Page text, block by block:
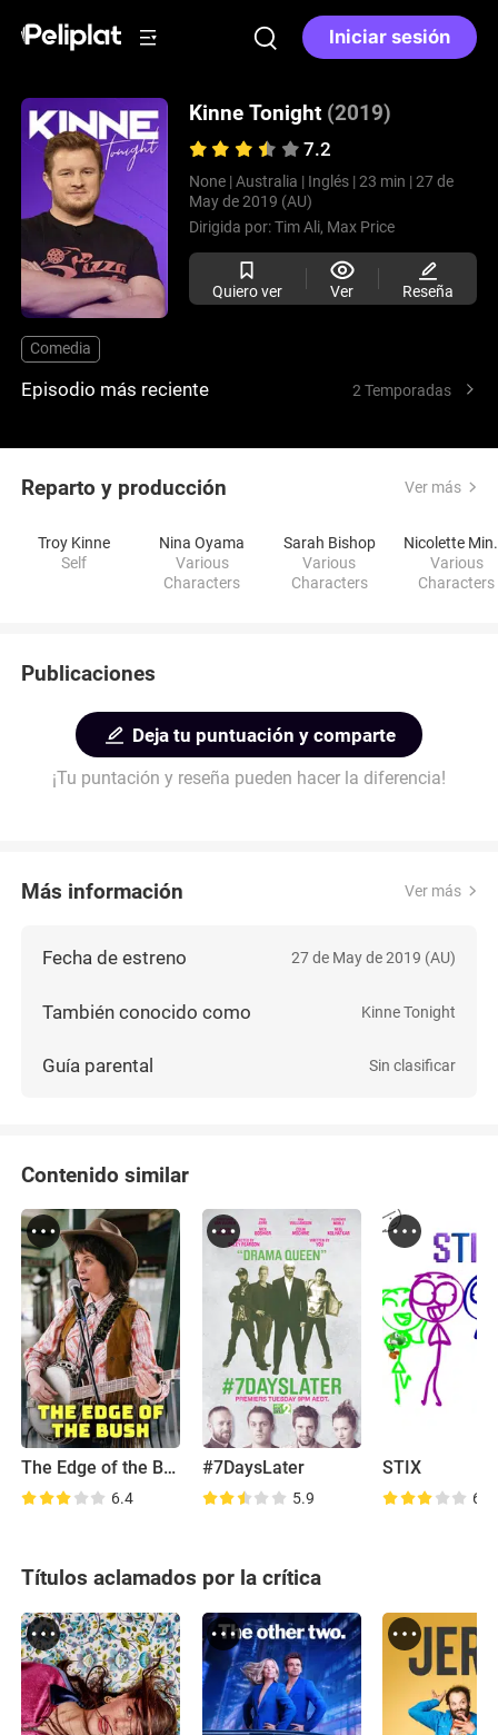
Iniciar sesión
Kinne Tonight (2019)
7.2
None | Australia | Inglés | 23 min | 27 de
May de 2019 (AU)
Dirigida por:Tim Ali, Max Price
Quiero ver Ver Reseña
Comedia
Episodio más reciente 2 Temporadas
Reparto y producción Ver más
Troy Kinne
Self
Nina Oyama
Various
Characters
Sarah Bishop
Various
Characters
Various
Characters
Publicaciones
Deja tu puntuación y comparte
¡Tu puntación y reseña pueden hacer la diferencia!
Más información Ver más
Fecha de estreno 27 de May de 2019 (AU)
También conocido como Kinne Tonight
Guía parental Sin clasificar
Contenido similar
The Edge of the Bush
6.4
#7DaysLater
5.9
STIX
6.2
Títulos aclamados por la crítica